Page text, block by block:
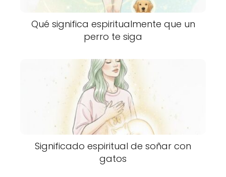
Qué significa espiritualmente que un
perro te siga
Significado espiritual de soñar con
gatos